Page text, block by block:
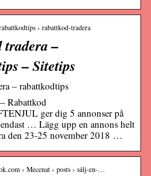
› rabattkod-tradera
tradera –
– Sitetips
– rabattkodtips
Rabattkod
ger dig 5 annonser på
… Lägg upp en annons helt
den 23-25 november 2018 …
› Mecenat › posts › sälj-en-…